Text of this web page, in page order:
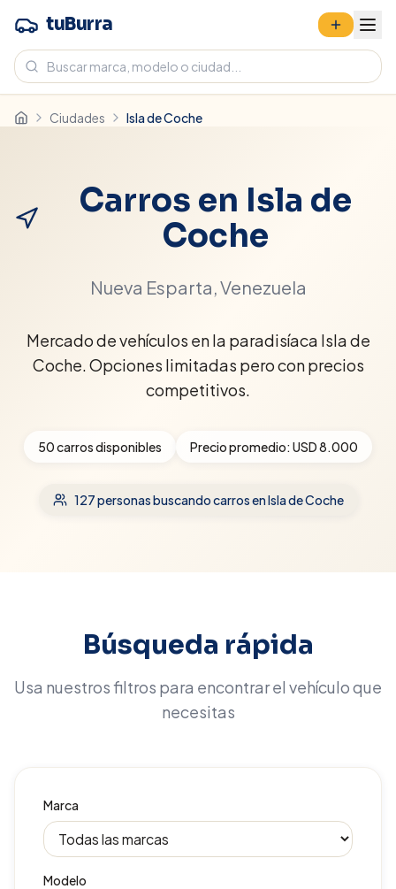
tuBurra
Ciudades Isla de Coche
Carros en Isla de
Coche
Nueva Esparta, Venezuela
Mercado de vehículos en la paradisíaca Isla de
Coche. Opciones limitadas pero con precios
competitivos.
50carros disponibles Precio promedio: USD 8.000
127personas buscando carrosen Isla de Coche
Búsqueda rápida
Usa nuestros filtros para encontrar el vehículo que
necesitas
Marca
Modelo